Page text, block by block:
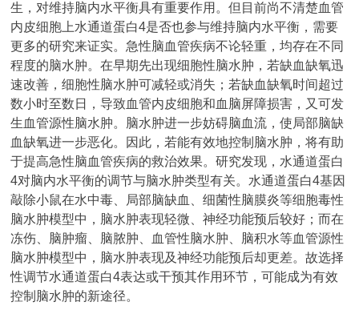
生，对维持脑内水平衡具有重要作用。但目前尚不清楚血管
内皮细胞上水通道蛋白4是否也参与维持脑内水平衡，需要
更多的研究来证实。急性脑血管疾病不论轻重，均存在不同
程度的脑水肿。在早期先出现细胞性脑水肿，若缺血缺氧迅
速改善，细胞性脑水肿可减轻或消失；若缺血缺氧时间超过
数小时至数日，导致血管内皮细胞和血脑屏障损害，又可发
生血管源性脑水肿。脑水肿进一步妨碍脑血流，使局部脑缺
血缺氧进一步恶化。因此，若能有效地控制脑水肿，将有助
于提高急性脑血管疾病的救治效果。研究发现，水通道蛋白
4对脑内水平衡的调节与脑水肿类型有关。水通道蛋白4基因
敲除小鼠在水中毒、局部脑缺血、细菌性脑膜炎等细胞毒性
脑水肿模型中，脑水肿表现轻微、神经功能预后较好；而在
冻伤、脑肿瘤、脑脓肿、血管性脑水肿、脑积水等血管源性
脑水肿模型中，脑水肿表现及神经功能预后却更差。故选择
性调节水通道蛋白4表达或干预其作用环节，可能成为有效
控制脑水肿的新途径。